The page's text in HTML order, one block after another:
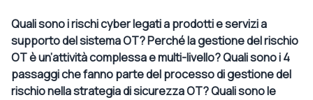
Quali sono i rischi cyber legati a prodotti e servizi a
supporto del sistema OT? Perché la gestione del rischio
OT è un’attività complessa e multi-livello? Quali sono i 4
passaggi che fanno parte del processo di gestione del
rischio nella strategia di sicurezza OT? Quali sono le